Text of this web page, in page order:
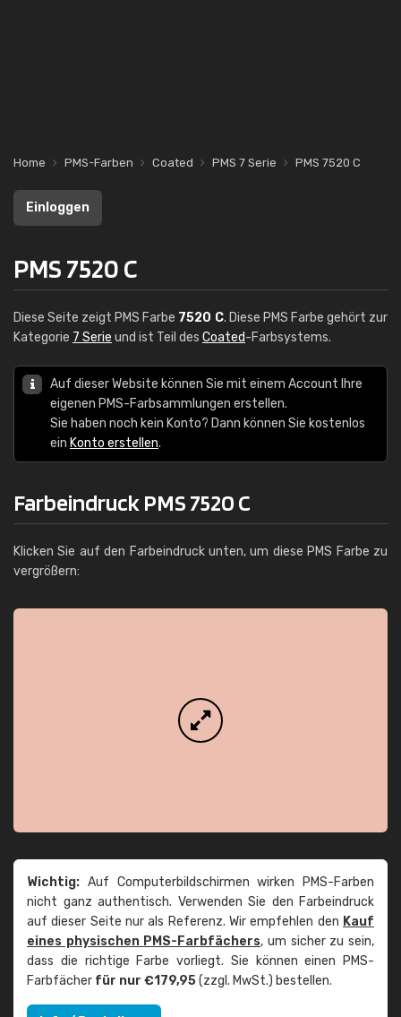
Home PMS-Farben Coated PMS 7 Serie PMS 7520 C
Einloggen
PMS 7520 C
Diese Seite zeigt PMS Farbe 7520 C. Diese PMS Farbe gehört zur
Kategorie 7 Serie und ist Teil des Coated-Farbsystems.
Auf dieser Website können Sie mit einem Account Ihre
eigenen PMS-Farbsammlungen erstellen.
Sie haben noch kein Konto? Dann können Sie kostenlos
ein Konto erstellen.
Farbeindruck PMS 7520 C
Klicken Sie auf den Farbeindruck unten, um diese PMS Farbe zu
vergrößern:
Wichtig: Auf Computerbildschirmen wirken PMS-Farben
nicht ganz authentisch. Verwenden Sie den Farbeindruck
auf dieser Seite nur als Referenz. Wir empfehlen den Kauf
eines physischen PMS-Farbfächers, um sicher zu sein,
dass die richtige Farbe vorliegt. Sie können einen PMS-
Farbfächer für nur €179,95(zzgl. MwSt.) bestellen.